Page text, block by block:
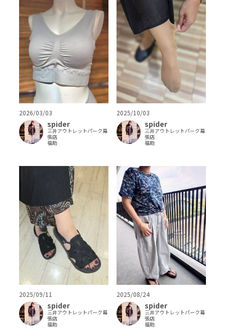
2026/03/03
spider
三井アウトレットパーク幕
張店
福助
2025/10/03
spider
三井アウトレットパーク幕
張店
福助
2025/09/11
spider
三井アウトレットパーク幕
張店
福助
2025/08/24
spider
三井アウトレットパーク幕
張店
福助